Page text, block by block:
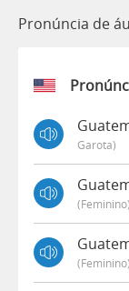
Pronúncia de
Garota)
(feminino)
(feminino)